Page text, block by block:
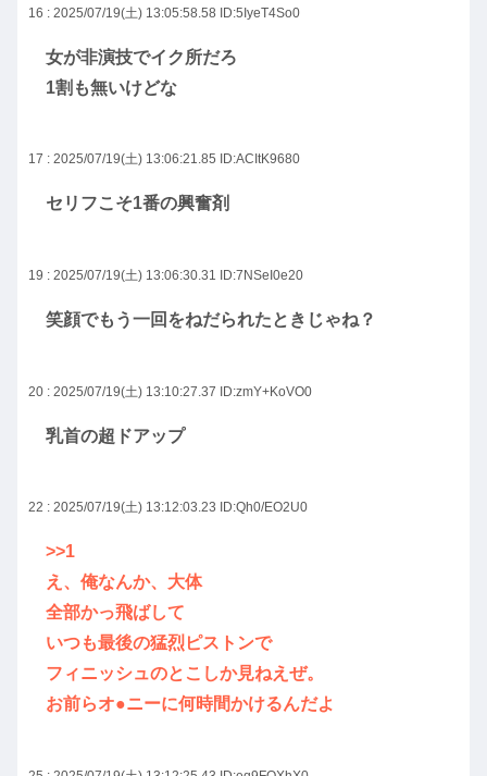
16 : 2025/07/19(土) 13:05:58.58 ID:5IyeT4So0
女が非演技でイク所だろ
1割も無いけどな
17 : 2025/07/19(土) 13:06:21.85 ID:ACItK9680
セリフこそ1番の興奮剤
19 : 2025/07/19(土) 13:06:30.31 ID:7NSeI0e20
笑顔でもう一回をねだられたときじゃね？
20 : 2025/07/19(土) 13:10:27.37 ID:zmY+KoVO0
乳首の超ドアップ
22 : 2025/07/19(土) 13:12:03.23 ID:Qh0/EO2U0
>>1
え、俺なんか、大体
全部かっ飛ばして
いつも最後の猛烈ピストンで
フィニッシュのとこしか見ねえぜ。
お前らオ●ニーに何時間かけるんだよ